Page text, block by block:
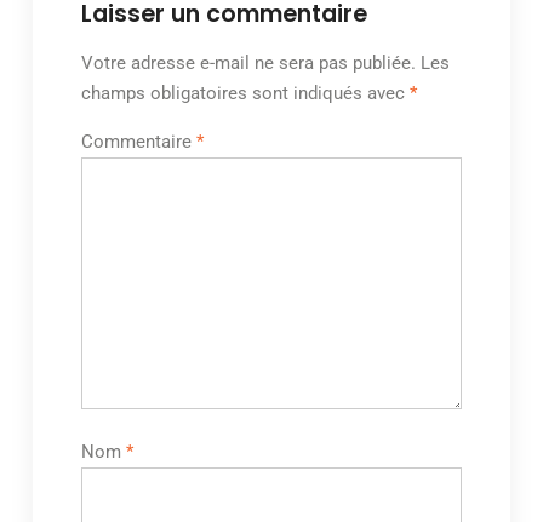
Laisser un commentaire
Votre adresse e-mail ne sera pas publiée. Les
champs obligatoires sont indiqués avec *
Commentaire *
Nom *